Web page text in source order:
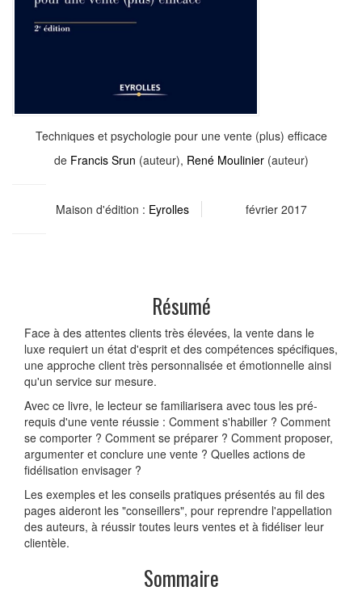
Techniques et psychologie pour une vente (plus) efficace
de Francis Srun (auteur), René Moulinier(auteur)
Maison d'édition : Eyrolles février 2017
Résumé
Face à des attentes clients très élevées, la vente dans le
luxe requiert un état d'esprit et des compétences spécifiques,
une approche client très personnalisée et émotionnelle ainsi
qu'un service sur mesure.
Avec ce livre, le lecteur se familiarisera avec tous les pré-
requis d'une vente réussie : Comment s'habiller ? Comment
se comporter ? Comment se préparer ? Comment proposer,
argumenter et conclure une vente ? Quelles actions de
fidélisation envisager ?
Les exemples et les conseils pratiques présentés au fil des
pages aideront les "conseillers", pour reprendre l'appellation
des auteurs, à réussir toutes leurs ventes et à fidéliser leur
clientèle.
Sommaire